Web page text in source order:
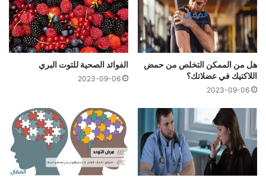
هل من الممكن التخلص من حمض
اللاكتيك في عضلاتك؟
2023-09-06
الفوائد الصحية للتوت البري
2023-09-06